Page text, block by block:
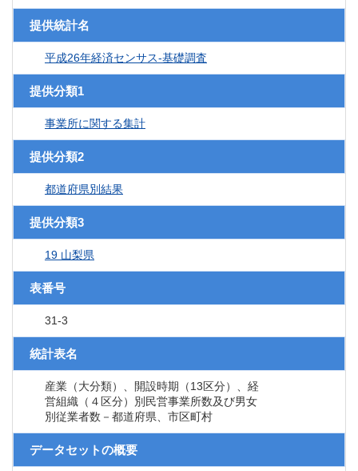
提供統計名
平成26年経済センサス‐基礎調査
提供分類1
事業所に関する集計
提供分類2
都道府県別結果
提供分類3
19 山梨県
表番号
31-3
統計表名
産業（大分類）、開設時期（13区分）、経
営組織（４区分）別民営事業所数及び男女
別従業者数－都道府県、市区町村
データセットの概要